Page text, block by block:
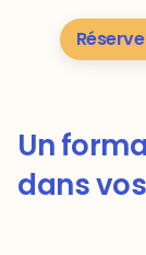
Un
dans